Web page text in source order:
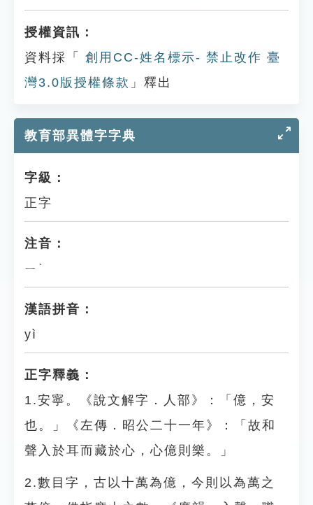
授權資訊：
資料採「
創用CC-姓名標示- 禁止改作 臺
灣3.0版授權條款 」釋出
教育部異體字字典
字級：
正字
注音：
ㄧˋ
漢語拼音：
yì
正字釋義：
1.安寧。《說文解字．人部》：「億，安
也。」《左傳．昭公二十一年》：「故和
聲入於耳而藏於心，心億則樂。」
2.數目字，古以十萬為億，今則以為萬之